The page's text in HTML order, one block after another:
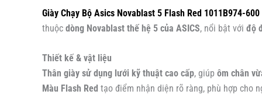
Giày Chạy Bộ Asics Novablast 5 Flash Red 1011B974-600
thuộc dòng Novablast thế hệ 5 của ASICS, nổi bật với độ
Thiết kế & vật liệu
Thân giày sử dụng lưới kỹ thuật cao cấp, giúp ôm chân
Màu Flash Red tạo điểm nhận diện rõ ràng, phù hợp cho